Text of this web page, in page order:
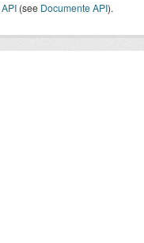
API (see Documente API).